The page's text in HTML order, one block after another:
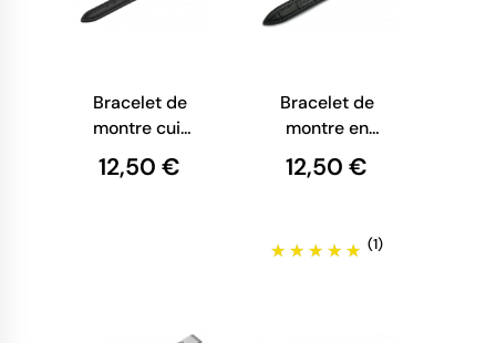
Bracelet de
montre cuir
noir lisse
mat
12,50 €
Bracelet de
montre en
cuir façon
croco noir
12,50 €
(1)